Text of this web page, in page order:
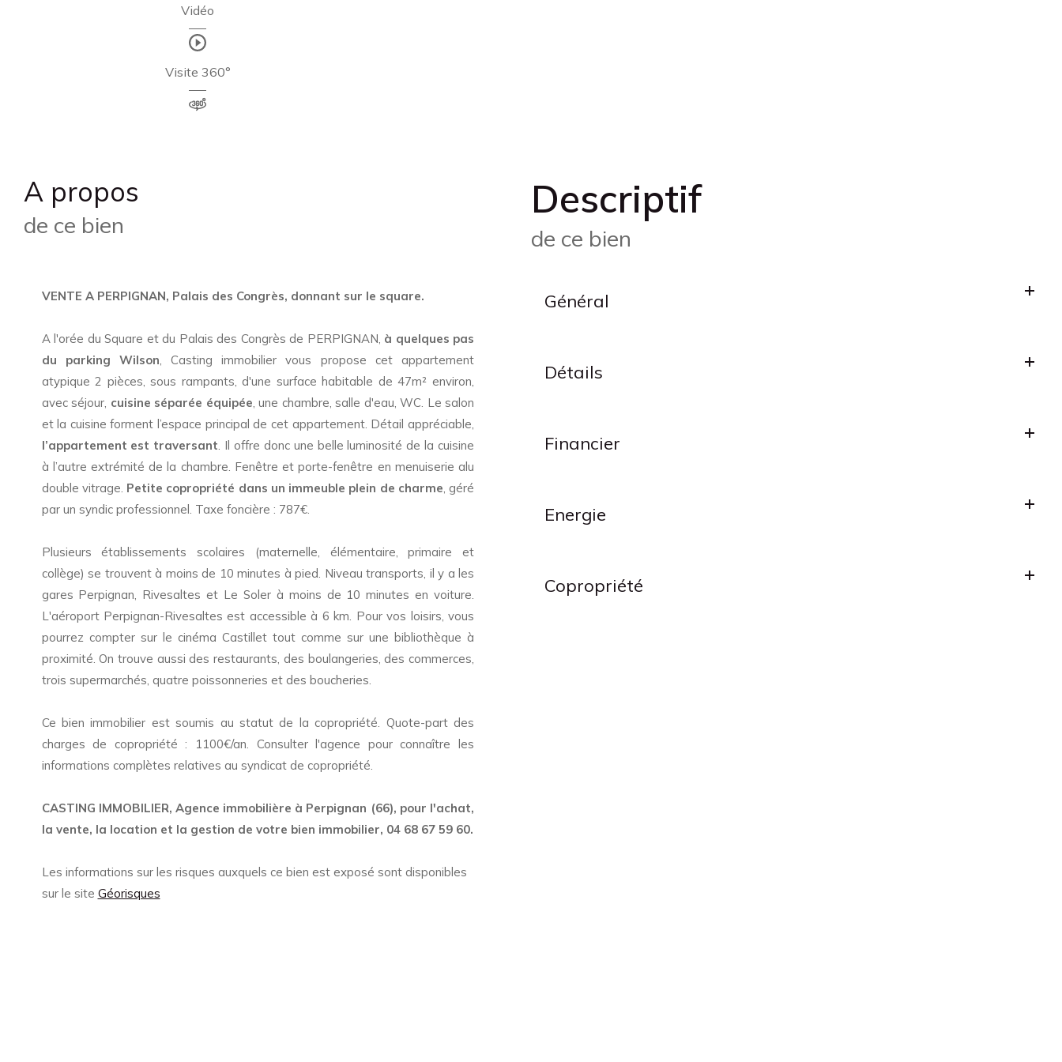
Vidéo
Visite 360°
a propos
de ce bien
VENTE A PERPIGNAN, Palais des Congrès, donnant sur le square.
A l'orée du Square et du Palais des Congrès de PERPIGNAN, à quelques pas
du parking Wilson, Casting immobilier vous propose cet appartement
atypique 2 pièces, sous rampants, d'une surface habitable de 47m² environ,
avec séjour, cuisine séparée équipée, une chambre, salle d'eau, WC. Le salon
et la cuisine forment l’espace principal de cet appartement. Détail appréciable,
l’appartement est traversant. Il offre donc une belle luminosité de la cuisine
à l’autre extrémité de la chambre. Fenêtre et porte-fenêtre en menuiserie alu
double vitrage. Petite copropriété dans un immeuble plein de charme, géré
par un syndic professionnel. Taxe foncière : 787€.
Plusieurs établissements scolaires (maternelle, élémentaire, primaire et
collège) se trouvent à moins de 10 minutes à pied. Niveau transports, il y a les
gares Perpignan, Rivesaltes et Le Soler à moins de 10 minutes en voiture.
L'aéroport Perpignan-Rivesaltes est accessible à 6 km. Pour vos loisirs, vous
pourrez compter sur le cinéma Castillet tout comme sur une bibliothèque à
proximité. On trouve aussi des restaurants, des boulangeries, des commerces,
trois supermarchés, quatre poissonneries et des boucheries.
Ce bien immobilier est soumis au statut de la copropriété. Quote-part des
charges de copropriété : 1100€/an. Consulter l'agence pour connaître les
informations complètes relatives au syndicat de copropriété.
CASTING IMMOBILIER, Agence immobilière à Perpignan (66), pour l'achat,
la vente, la location et la gestion de votre bien immobilier, 04 68 67 59 60.
Les informations sur les risques auxquels ce bien est exposé sont disponibles
sur le site Géorisques
descriptif
de ce bien
Général
Détails
Financier
Energie
Copropriété